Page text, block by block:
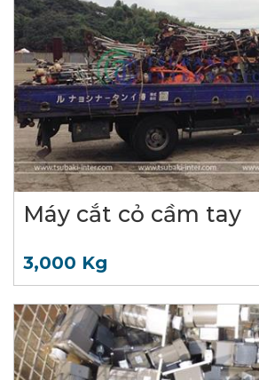
Máy cắt cỏ cầm tay
3,000 Kg